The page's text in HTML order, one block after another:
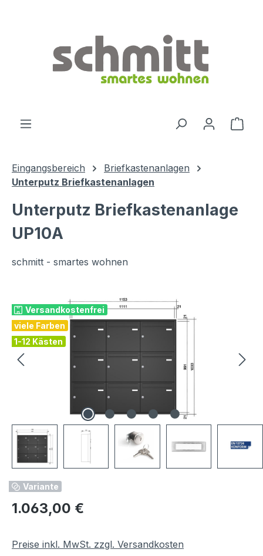
Eingangsbereich
Briefkastenanlagen
Unterputz Briefkastenanlagen
Unterputz Briefkastenanlage
UP10A
schmitt - smartes wohnen
Versandkostenfrei
viele Farben
1-12 Kästen
Variante
Regulärer Preis:
1.063,00 €
Preise inkl. MwSt. zzgl. Versandkosten